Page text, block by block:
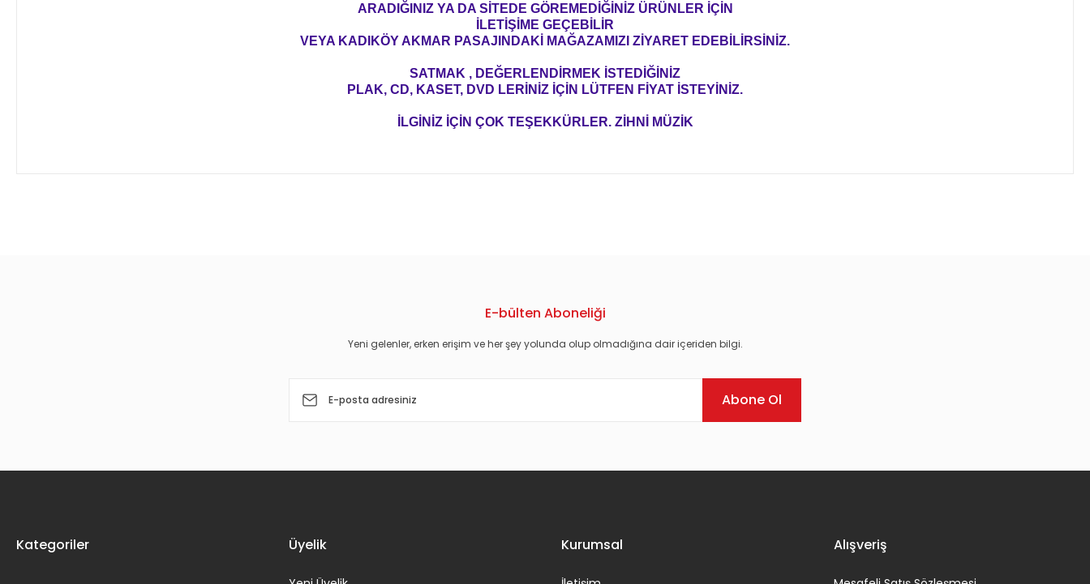
ARADIĞINIZ YA DA SİTEDE GÖREMEDİĞİNİZ ÜRÜNLER İÇİN
İLETİŞİME GEÇEBİLİR
VEYA KADIKÖY AKMAR PASAJINDAKİ MAĞAZAMIZI ZİYARET EDEBİLİRSİNİZ.
SATMAK , DEĞERLENDİRMEK İSTEDİĞİNİZ
PLAK, CD, KASET, DVD LERİNİZ İÇİN LÜTFEN FİYAT İSTEYİNİZ.
İLGİNİZ İÇİN ÇOK TEŞEKKÜRLER. ZİHNİ MÜZİK
E-bülten Aboneliği
Yeni gelenler, erken erişim ve her şey yolunda olup olmadığına dair içeriden bilgi.
Abone Ol
Kategoriler Üyelik Kurumsal Alışveriş